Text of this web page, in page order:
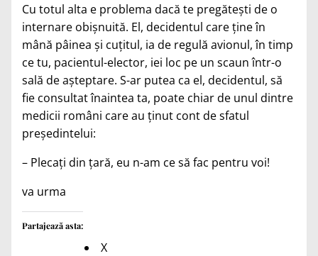
Cu totul alta e problema dacă te pregăteşti de o
internare obişnuită. El, decidentul care ţine în
mână pâinea şi cuţitul, ia de regulă avionul, în timp
ce tu, pacientul-elector, iei loc pe un scaun într-o
sală de aşteptare. S-ar putea ca el, decidentul, să
fie consultat înaintea ta, poate chiar de unul dintre
medicii români care au ţinut cont de sfatul
preşedintelui:
– Plecaţi din ţară, eu n-am ce să fac pentru voi!
va urma
Partajează asta:
X